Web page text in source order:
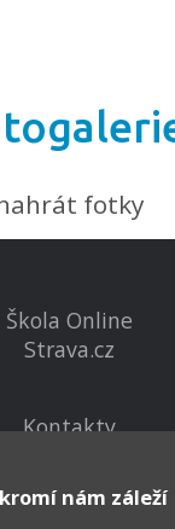
fotky
nám záleží
Škola Online
Strava.cz
Kontakty
prohlídka